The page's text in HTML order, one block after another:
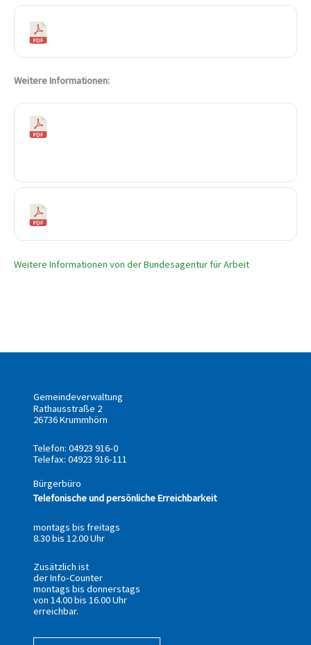
Weitere Informationen:
Weitere Informationen von der Bundesagentur für Arbeit
Gemeindeverwaltung
Rathausstraße 2
26736 Krummhörn
Telefon: 04923 916-0
Telefax: 04923 916-111
Bürgerbüro
Telefonische und persönliche Erreichbarkeit
montags bis freitags
8.30 bis 12.00 Uhr
Zusätzlich ist
der Info-Counter
montags bis donnerstags
von 14.00 bis 16.00 Uhr
erreichbar.